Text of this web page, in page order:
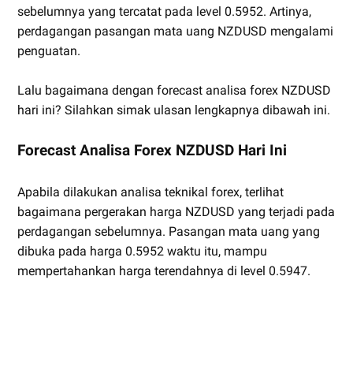
sebelumnya yang tercatat pada level 0.5952. Artinya,
perdagangan pasangan mata uang NZDUSD mengalami
penguatan.
Lalu bagaimana dengan forecast analisa forex NZDUSD
hari ini? Silahkan simak ulasan lengkapnya dibawah ini.
Forecast Analisa Forex NZDUSD Hari Ini
Apabila dilakukan analisa teknikal forex, terlihat
bagaimana pergerakan harga NZDUSD yang terjadi pada
perdagangan sebelumnya. Pasangan mata uang yang
dibuka pada harga 0.5952 waktu itu, mampu
mempertahankan harga terendahnya di level 0.5947.